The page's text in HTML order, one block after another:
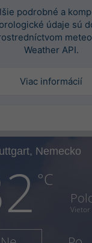
podrobné a
údaje sú
Weather API.
Viac informácií